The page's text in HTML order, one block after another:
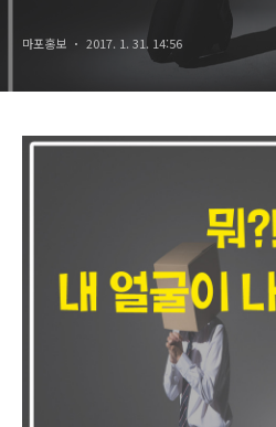
마포홍보 2017. 1. 31. 14:56